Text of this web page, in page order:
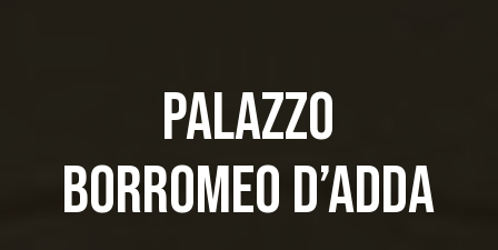
PALAZZO
BORROMEO D’ADDA